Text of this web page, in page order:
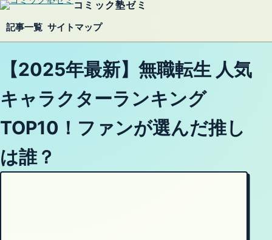
コミック塾ゼミ
記事一覧 サイトマップ
【2025年最新】無職転生 人気
キャラクターランキング
TOP10！ファンが選んだ推し
は誰？